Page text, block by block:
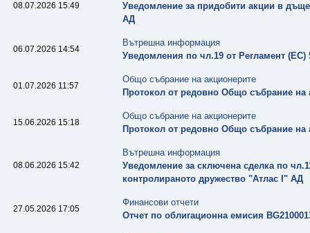
08.07.2026 15:49
Уведомление за придобити акции в
АД
06.07.2026 14:54
Вътрешна информация
Уведомления по чл.19 от Регламент (ЕС)
01.07.2026 11:57
Общо събрание на акционерите
Протокол от редовно Общо събрание на
15.06.2026 15:18
Общо събрание на акционерите
Протокол от редовно Общо събрание на
08.06.2026 15:42
Вътрешна информация
Уведомление за сключена сделка по
контролираното дружество "Атлас I" АД
27.05.2026 17:05
Финансови отчети
Отчет по облигационна емисия